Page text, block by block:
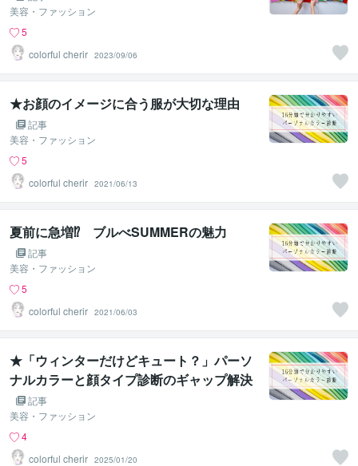
美容・ファッション
5
colorful cherir 2023/09/06
★お顔のイメージに合う服が大切な理由
記事
美容・ファッション
5
colorful cherir 2021/06/13
夏前に急増⁉ ブルべSUMMERの魅力
記事
美容・ファッション
5
colorful cherir 2021/06/03
★「ウィンターだけどキュート？」パーソ
ナルカラーと顔タイプ診断のギャップ解決
法 記事
美容・ファッション
4
colorful cherir 2025/01/20